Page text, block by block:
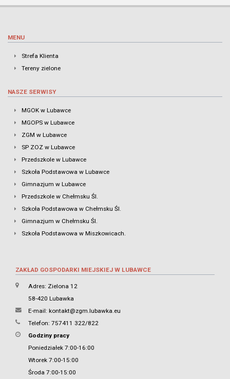
MENU
Strefa Klienta
Tereny zielone
NASZE SERWISY
MGOK w Lubawce
MGOPS w Lubawce
ZGM w Lubawce
SP ZOZ w Lubawce
Przedszkole w Lubawce
Szkoła Podstawowa w Lubawce
Gimnazjum w Lubawce
Przedszkole w Chełmsku Śl.
Szkoła Podstawowa w Chełmsku Śl.
Gimnazjum w Chełmsku Śl.
Szkoła Podstawowa w Miszkowicach.
ZAKŁAD GOSPODARKI MIEJSKIEJ W LUBAWCE
Adres: Zielona 12
58-420 Lubawka
E-mail: kontakt@zgm.lubawka.eu
Telefon: 757411 322/822
Godziny pracy
Poniedziałek 7:00-16:00
Wtorek 7:00-15:00
Środa 7:00-15:00